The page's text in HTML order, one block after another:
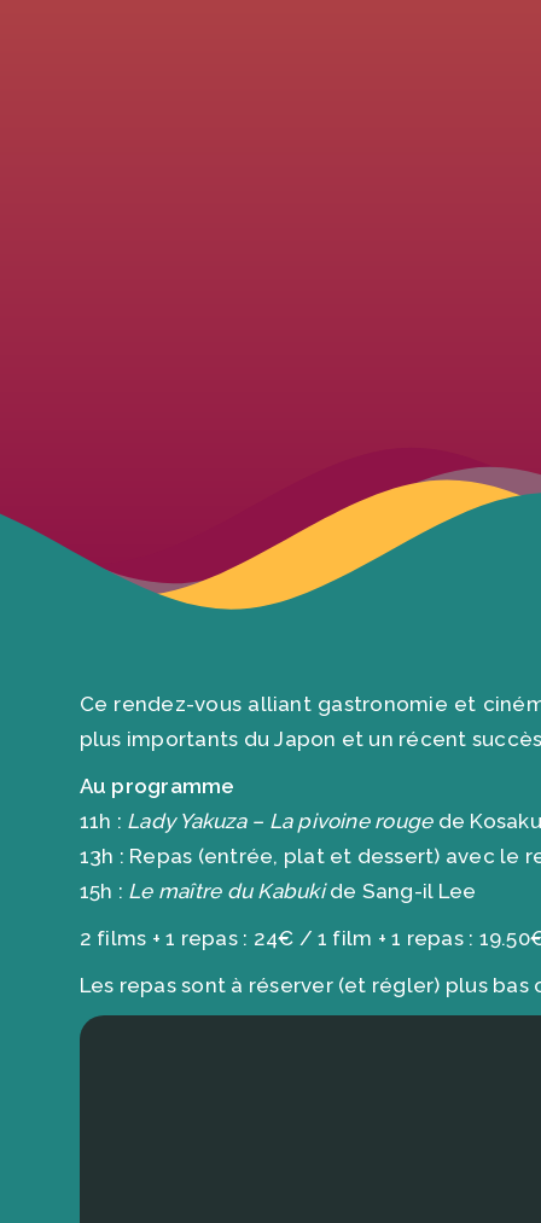
Ce rendez-vous alliant gastronomie et
plus importants du Japon et un récent
Au programme
11h : Lady Yakuza – La pivoine rouge de
13h : Repas (entrée, plat et dessert) avec le
15h : Le maître du Kabukide Sang-il Lee
2 films + 1 repas : 24€ / 1 film + 1 repas :
Les repas sont à réserver (et régler) plus bas